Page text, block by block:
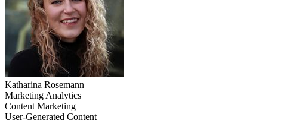
Katharina Rosemann
Marketing Analytics
Content Marketing
User-Generated Content